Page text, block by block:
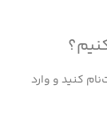
کنید و وارد